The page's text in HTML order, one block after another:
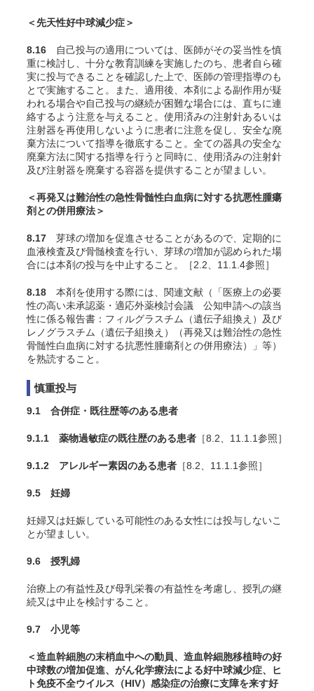
＜先天性好中球減少症＞
8.16 自己投与の適用については、医師がその妥当性を慎
重に検討し、十分な教育訓練を実施したのち、患者自ら確
実に投与できることを確認した上で、医師の管理指導のも
とで実施すること。また、適用後、本剤による副作用が疑
われる場合や自己投与の継続が困難な場合には、直ちに連
絡するよう注意を与えること。使用済みの注射針あるいは
注射器を再使用しないように患者に注意を促し、安全な廃
棄方法について指導を徹底すること。全ての器具の安全な
廃棄方法に関する指導を行うと同時に、使用済みの注射針
及び注射器を廃棄する容器を提供することが望ましい。
＜再発又は難治性の急性骨髄性白血病に対する抗悪性腫瘍
剤との併用療法＞
8.17 芽球の増加を促進させることがあるので、定期的に
血液検査及び骨髄検査を行い、芽球の増加が認められた場
合には本剤の投与を中止すること。［2.2、11.1.4参照］
8.18 本剤を使用する際には、関連文献（「医療上の必要
性の高い未承認薬・適応外薬検討会議 公知申請への該当
性に係る報告書：フィルグラスチム（遺伝子組換え）及び
レノグラスチム（遺伝子組換え）（再発又は難治性の急性
骨髄性白血病に対する抗悪性腫瘍剤との併用療法）」 等）
を熟読すること。
慎重投与
9.1 合併症・既往歴等のある患者
9.1.1 薬物過敏症の既往歴のある患者 ［8.2、11.1.1参照］
9.1.2 アレルギー素因のある患者 ［8.2、11.1.1参照］
9.5 妊婦
妊婦又は妊娠している可能性のある女性には投与しないこ
とが望ましい。
9.6 授乳婦
治療上の有益性及び母乳栄養の有益性を考慮し、授乳の継
続又は中止を検討すること。
9.7 小児等
＜造血幹細胞の末梢血中への動員、造血幹細胞移植時の好
中球数の増加促進、がん化学療法による好中球減少症、ヒ
ト免疫不全ウイルス（HIV）感染症の治療に支障を来す好